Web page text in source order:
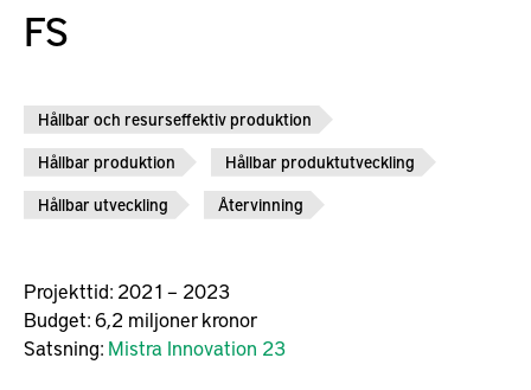
FS
Hållbar och resurseffektiv produktion
Hållbar produktion
Hållbar produktutveckling
Hållbar utveckling
Återvinning
Projekttid: 2021 – 2023
Budget:6,2 miljoner kronor
Satsning: Mistra Innovation 23